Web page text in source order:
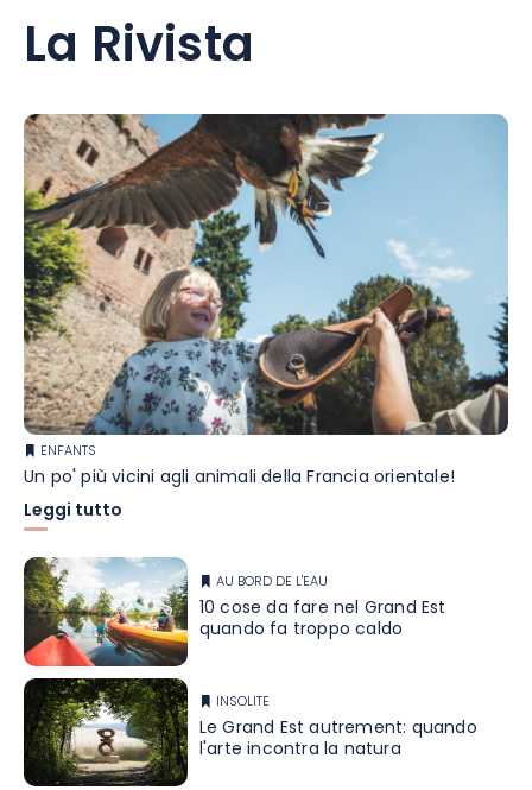
La Rivista
ENFANTS
Un po' più vicini agli animali della Francia orientale!
Leggi tutto
AU BORD DE L'EAU
10 cose da fare nel Grand Est
quando fa troppo caldo
INSOLITE
Le Grand Est autrement: quando
l'arte incontra la natura